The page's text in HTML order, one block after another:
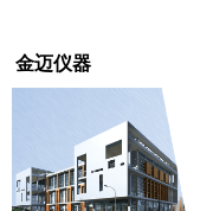
金迈仪器